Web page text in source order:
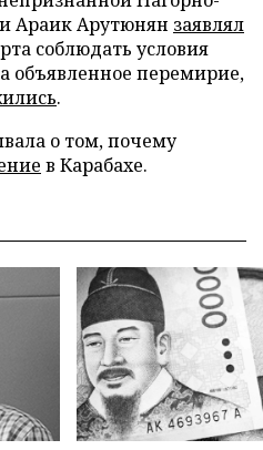
Араик Арутюнян заявлял
соблюдать условия
объявленное перемирие,
.
о том, почему
в Карабахе.